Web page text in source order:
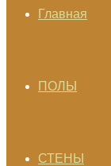
Главная
ПОЛЫ
СТЕНЫ